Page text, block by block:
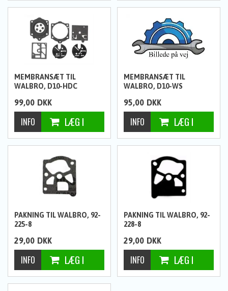
MEMBRANSÆT TIL
WALBRO, D10-HDC
99,00 DKK
MEMBRANSÆT TIL
WALBRO, D10-WS
95,00 DKK
PAKNING TIL WALBRO, 92-
225-8
29,00 DKK
PAKNING TIL WALBRO, 92-
228-8
29,00 DKK